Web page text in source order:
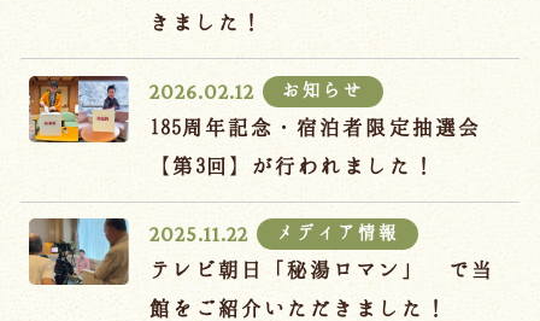
きました！
2026.02.12 お知らせ
185周年記念・宿泊者限定抽選会
【第3回】が行われました！
2025.11.22 メディア情報
テレビ朝日「秘湯ロマン」 で当
館をご紹介いただきました！
024-542-2226
Language